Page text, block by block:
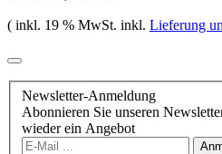
( inkl. 19 % MwSt. inkl. Lieferung
Newsletter-Anmeldung
Abonnieren Sie unseren
wieder ein Angebot